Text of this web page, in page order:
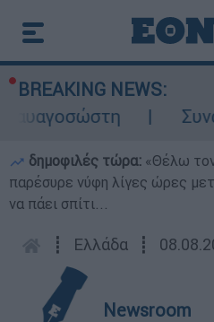
BREAKING NEWS:
δημοφιλές τώρα: «Θέλω
παρέσυρε νύφη λίγες ώρες
να πάει σπίτι...
┋ Ελλάδα ┋
Newsroom